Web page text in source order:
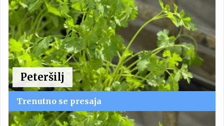
Peteršilj
Trenutno se presaja